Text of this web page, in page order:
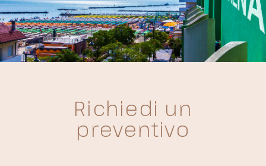
Richiedi un
preventivo